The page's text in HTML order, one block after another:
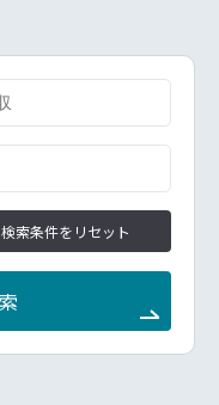
サービス部門と連携し
掲げる価値を提案す
密に連携を図り、部
場とのコミュニケー
もあり
検索条件をリセット